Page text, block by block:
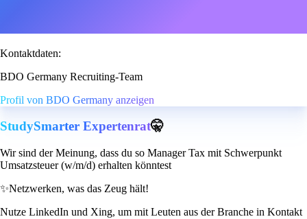
Kontaktdaten:
BDO Germany Recruiting-Team
Profil von BDO Germany anzeigen
StudySmarter Expertenrat🤫
Wir sind der Meinung, dass du so Manager Tax mit Schwerpunkt
Umsatzsteuer (w/m/d) erhalten könntest
✨Netzwerken, was das Zeug hält!
Nutze LinkedIn und Xing, um mit Leuten aus der Branche in Kontakt